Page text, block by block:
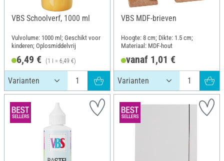
VBS Schoolverf, 1000 ml
Vulvolume: 1000 ml; Geschikt voor
kinderen; Oplosmiddelvrij
6,49 € (1 l = 6,49 €)
VBS MDF-brieven
Hoogte: 8 cm; Dikte: 1.5 cm;
Materiaal: MDF-hout
vanaf 1,01 €